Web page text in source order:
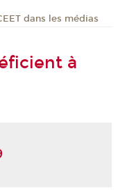
dans les médias
à